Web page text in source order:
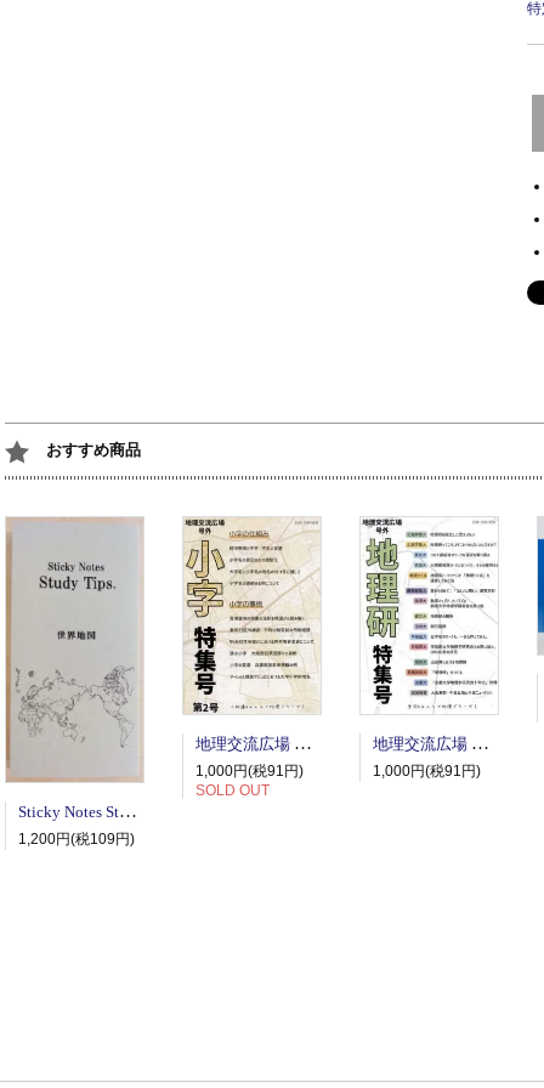
おすすめ商品
Sticky Notes Study Tips 世界地図
1,200円(税109円)
地理交流広場 号外 小字特集号 第2号
1,000円(税91円)
SOLD OUT
地理交流広場 号外 地理研特集号
1,000円(税91円)